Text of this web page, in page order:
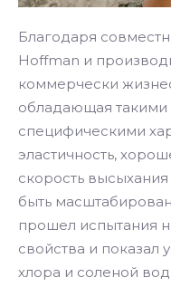
Благодаря
Hoffman и
коммерчески
обладающая
специфическими
эластичность,
скорость
быть
прошел испытания
свойства и показал
хлора и соленой